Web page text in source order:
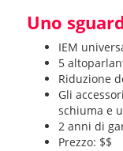
Uno
IEM
5
Riduzione
Gli
schiuma e
2 anni di
Prezzo: $$